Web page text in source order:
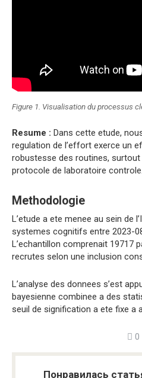
Figure 1. Visualisation du processus
Resume : Dans cette etude,
regulation de l’effort exerce un
robustesse des routines,
protocole de laboratoire controle.
Methodologie
L’etude a ete menee au sein de
systemes cognitifs entre 2023-
L’echantillon comprenait 19717
recrutes selon une inclusion
L’analyse des donnees s’est
bayesienne combinee a des
seuil de signification a ete fixe a
0
Понравилась